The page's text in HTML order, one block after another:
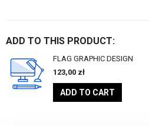
ADD TO THIS PRODUCT:
FLAG GRAPHIC DESIGN
123,00 zł
ADD TO CART